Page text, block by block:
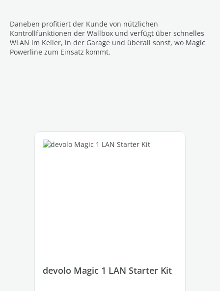
Daneben profitiert der Kunde von nützlichen
Kontrollfunktionen der Wallbox und verfügt über schnelles
WLAN im Keller, in der Garage und überall sonst, wo Magic
Powerline zum Einsatz kommt.
Produktgalerie überspringen
devolo Magic 1 LAN Starter Kit